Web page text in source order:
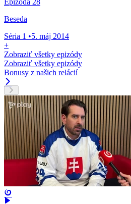
Epizóda 28
Beseda
Séria 1 •5. máj 2014
+
Zobraziť všetky epizódy
Zobraziť všetky epizódy
Bonusy z našich relácií